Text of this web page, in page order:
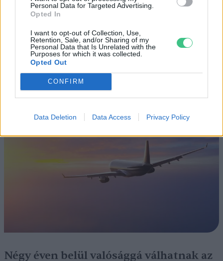
Personal Data for Targeted Advertising.
Opted In
I want to opt-out of Collection, Use,
Retention, Sale, and/or Sharing of my
Personal Data that Is Unrelated with the
Purposes for which it was collected.
Opted Out
CONFIRM
Data Deletion Data Access Privacy Policy
Születésnapi programokkal várja a
hétvégén a közönséget a 160 éves
Fővárosi Állatkert
ÉLŐ BOLYGÓNK
Szedd magad őszibarack: itt vannak
a legjobb lelőhelyek!
Négy éven belül valósággá válhatnak az